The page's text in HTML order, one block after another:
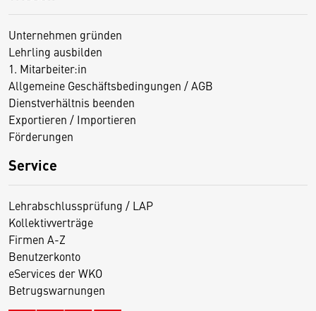
Unternehmen gründen
Lehrling ausbilden
1. Mitarbeiter:in
Allgemeine Geschäftsbedingungen / AGB
Dienstverhältnis beenden
Exportieren / Importieren
Förderungen
Service
Lehrabschlussprüfung / LAP
Kollektivverträge
Firmen A-Z
Benutzerkonto
eServices der WKO
Betrugswarnungen